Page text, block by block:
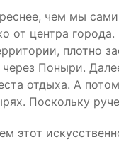
чем мы
от центра
плотно
Поныри.
отдыха. А
Поскольку
этот